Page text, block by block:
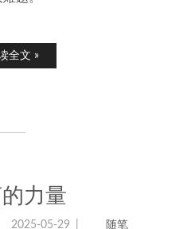
全文 »
力量
2025-05-29 随笔